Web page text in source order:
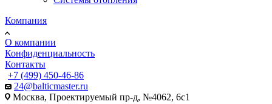
Компания
О компании
Конфиденциальность
Контакты
+7 (499) 450-46-86
24@balticmaster.ru
Москва, Проектируемый пр-д, №4062, 6с1